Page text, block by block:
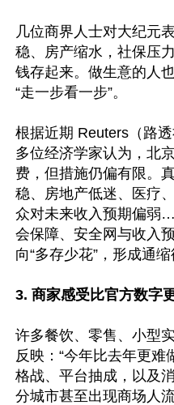
几位商界人士对大纪元
稳、房产缩水，社保压
钱存起来。做生意的人
“走一步看一步”。
根据近期 Reuters（路
多位经济学家认为，北
费，但措施仍偏有限。
稳、房地产低迷、医疗
众对未来收入预期偏弱
会保障、安全网与收入
向“多存少花”，形成通缩
3. 商家感受比官方数字
许多餐饮、零售、小型
反映：“今年比去年更难
格战、平台抽成，以及
分城市甚至出现商场人